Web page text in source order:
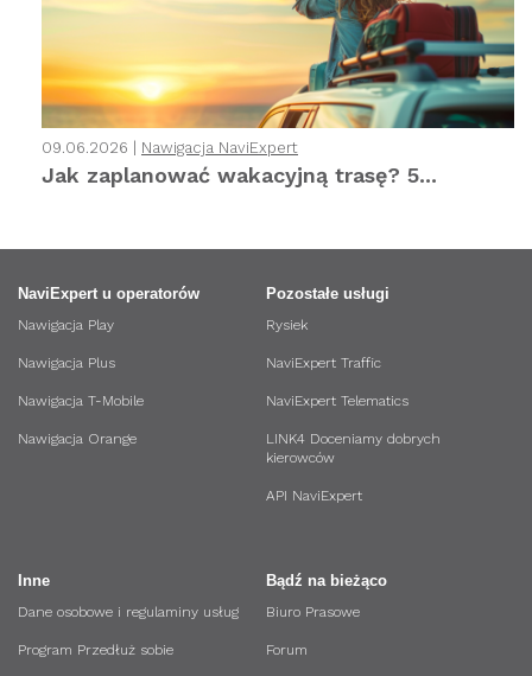
09.06.2026 | Nawigacja NaviExpert
Jak zaplanować wakacyjną trasę? 5...
NaviExpert u operatorów
Nawigacja Play
Nawigacja Plus
Nawigacja T-Mobile
Nawigacja Orange
Pozostałe usługi
Rysiek
NaviExpert Traffic
NaviExpert Telematics
LINK4 Doceniamy dobrych
kierowców
API NaviExpert
Bądź na bieżąco
Biuro Prasowe
Forum
Inne
Dane osobowe i regulaminy usług
Program Przedłuż sobie